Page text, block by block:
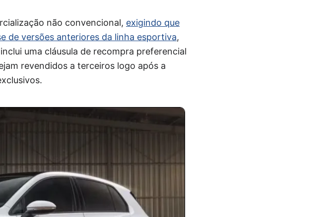
não convencional, exigindo que
de versões anteriores da linha esportiva,
uma cláusula de recompra preferencial
revendidos a terceiros logo após a